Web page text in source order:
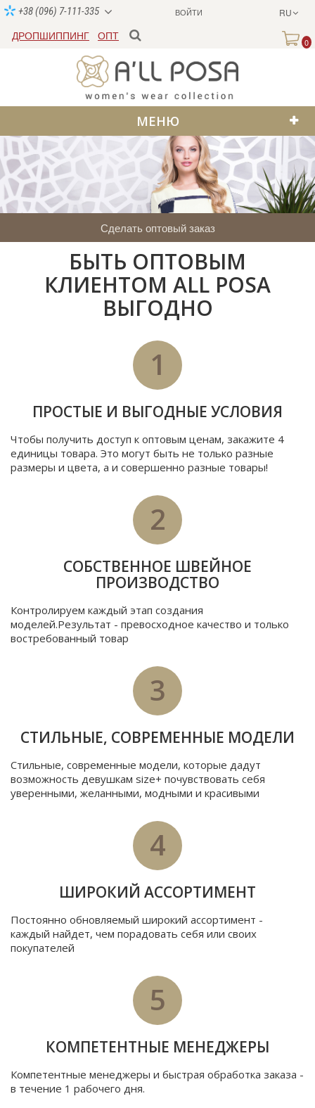
ВОЙТИ RU
+38 (096) 7-111-335
ДРОПШИППИНГ ОПТ
0
МЕНЮ
Сделать оптовый заказ
БЫТЬ ОПТОВЫМ
КЛИЕНТОМ ALL POSA
ВЫГОДНО
1
ПРОСТЫЕ И ВЫГОДНЫЕ УСЛОВИЯ
Чтобы получить доступ к оптовым ценам, закажите 4
единицы товара. Это могут быть не только разные
размеры и цвета, а и совершенно разные товары!
СОБСТВЕННОЕ ШВЕЙНОЕ
ПРОИЗВОДСТВО
Контролируем каждый этап создания
моделей.Результат - превосходное качество и только
востребованный товар
2
3
СТИЛЬНЫЕ, СОВРЕМЕННЫЕ МОДЕЛИ
Стильные, современные модели, которые дадут
возможность девушкам size+ почувствовать себя
уверенными, желанными, модными и красивыми
ШИРОКИЙ АССОРТИМЕНТ
Постоянно обновляемый широкий ассортимент -
каждый найдет, чем порадовать себя или своих
покупателей
4
5
КОМПЕТЕНТНЫЕ МЕНЕДЖЕРЫ
Компетентные менеджеры и быстрая обработка заказа -
в течение 1 рабочего дня.